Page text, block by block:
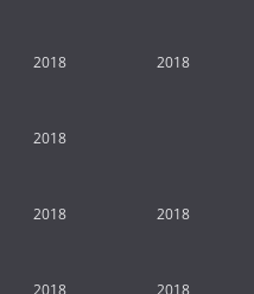
2018 2018
2018
2018 2018